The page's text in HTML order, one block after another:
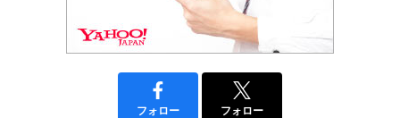
フォロー フォロー